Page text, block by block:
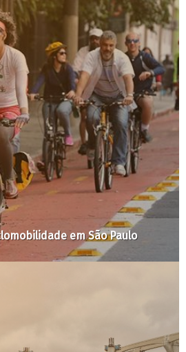
Casa Verde e
crise: no milagre da
endividamento